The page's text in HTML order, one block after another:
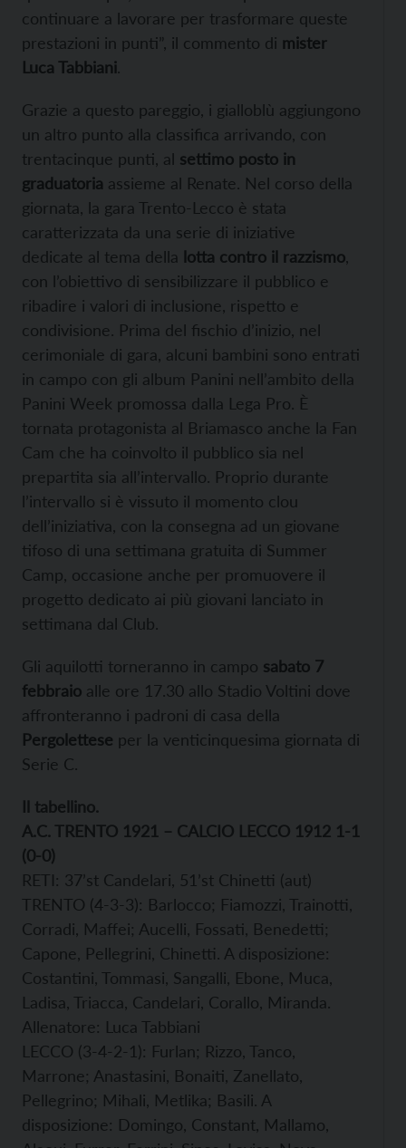
continuare a lavorare per trasformare queste
prestazioni in punti”, il commento di mister
Luca Tabbiani.
Grazie a questo pareggio, i gialloblù aggiungono
un altro punto alla classifica arrivando, con
trentacinque punti, al settimo posto in
graduatoria assieme al Renate. Nel corso della
giornata, la gara Trento-Lecco è stata
caratterizzata da una serie di iniziative
dedicate al tema della lotta contro il razzismo
con l’obiettivo di sensibilizzare il pubblico e
ribadire i valori di inclusione, rispetto e
condivisione. Prima del fischio d’inizio, nel
cerimoniale di gara, alcuni bambini sono entrati
in campo con gli album Panini nell’ambito della
Panini Week promossa dalla Lega Pro. È
tornata protagonista al Briamasco anche la Fan
Cam che ha coinvolto il pubblico sia nel
prepartita sia all’intervallo. Proprio durante
l’intervallo si è vissuto il momento clou
dell’iniziativa, con la consegna ad un giovane
tifoso di una settimana gratuita di Summer
Camp, occasione anche per promuovere il
progetto dedicato ai più giovani lanciato in
settimana dal Club.
Gli aquilotti torneranno in campo sabato 7
febbraio alle ore 17.30 allo Stadio Voltini dove
affronteranno i padroni di casa della
Pergolettese per la venticinquesima giornata di
Serie C.
Il tabellino.
A.C. TRENTO 1921 – CALCIO LECCO 1912 1-1
(0-0)
RETI: 37’st Candelari, 51’st Chinetti (aut)
TRENTO (4-3-3): Barlocco; Fiamozzi, Trainotti,
Corradi, Maffei; Aucelli, Fossati, Benedetti;
Capone, Pellegrini, Chinetti. A disposizione:
Costantini, Tommasi, Sangalli, Ebone, Muca,
Ladisa, Triacca, Candelari, Corallo, Miranda.
Allenatore: Luca Tabbiani
LECCO (3-4-2-1): Furlan; Rizzo, Tanco,
Marrone; Anastasini, Bonaiti, Zanellato,
Pellegrino; Mihali, Metlika; Basili. A
disposizione: Domingo, Constant, Mallamo,